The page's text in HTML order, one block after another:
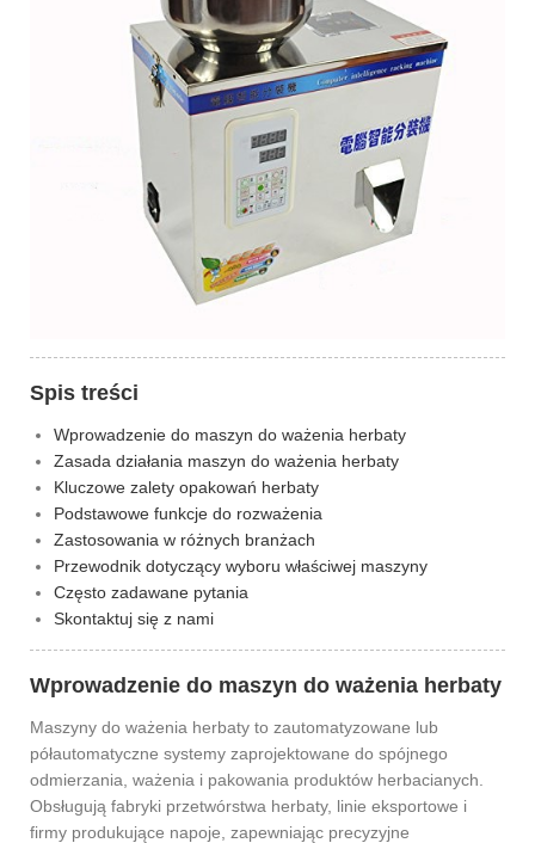
Spis treści
Wprowadzenie do maszyn do ważenia herbaty
Zasada działania maszyn do ważenia herbaty
Kluczowe zalety opakowań herbaty
Podstawowe funkcje do rozważenia
Zastosowania w różnych branżach
Przewodnik dotyczący wyboru właściwej maszyny
Często zadawane pytania
Skontaktuj się z nami
Wprowadzenie do maszyn do ważenia herbaty
Maszyny do ważenia herbaty to zautomatyzowane lub
półautomatyczne systemy zaprojektowane do spójnego
odmierzania, ważenia i pakowania produktów herbacianych.
Obsługują fabryki przetwórstwa herbaty, linie eksportowe i
firmy produkujące napoje, zapewniając precyzyjne